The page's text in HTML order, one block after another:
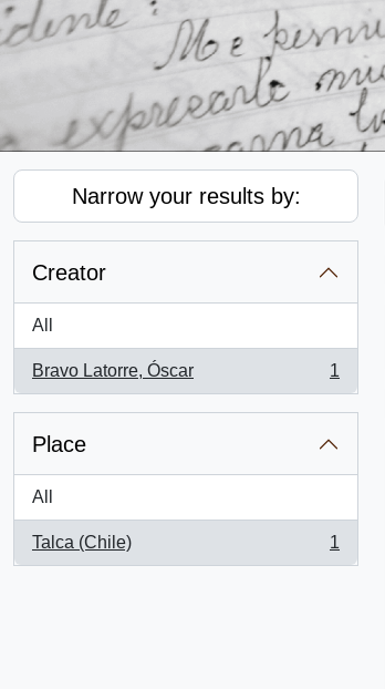
Narrow your results by:
Creator
All
Bravo Latorre, Óscar
, 1 results
1
Place
All
Talca (Chile)
, 1 results
1